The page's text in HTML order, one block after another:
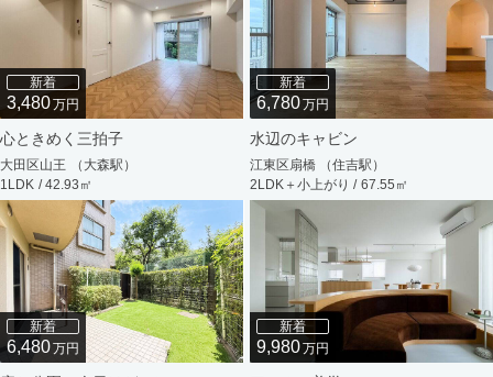
新着
3,480万円
心ときめく三拍子
大田区山王 （大森駅）
1LDK / 42.93㎡
新着
6,780万円
水辺のキャビン
江東区扇橋 （住吉駅）
2LDK＋小上がり / 67.55㎡
新着
6,480万円
新着
9,980万円